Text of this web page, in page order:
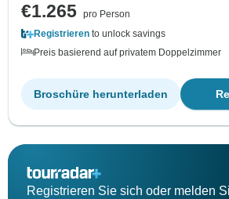
€1.265 pro Person
Registrieren to unlock savings
Preis basierend auf privatem Doppelzimmer
Broschüre herunterladen
Registrieren Sie sich oder melden